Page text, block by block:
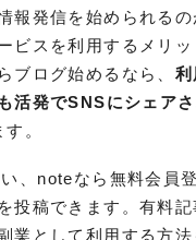
報発信を始められる
ビスを利用するメリ
ブログ始めるなら、 利
活発でSNSにシェア
。
、noteなら無料会員
投稿できます。有料記
業として利用する方